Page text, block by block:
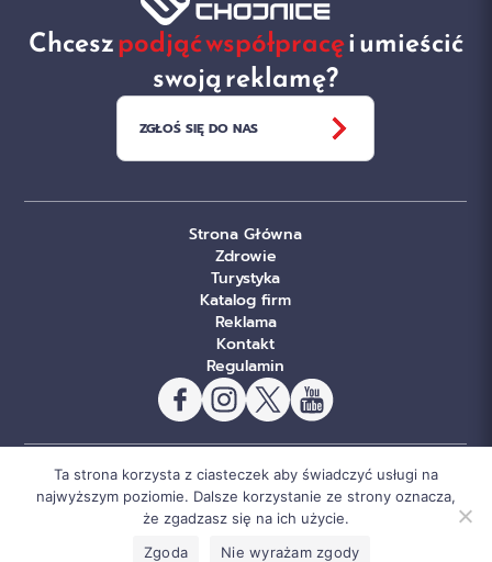
Chceszpodjąć współpracęi umieścić
swoją reklamę?
ZGŁOŚ SIĘ DO NAS
Strona Główna
Zdrowie
Turystyka
Katalog firm
Reklama
Kontakt
Regulamin
© Copyright Sportowe Chojnice 2026. Wszelkie prawa
zastrzeżone.
Wykonanie:
gregormedia.com.pl
Ta strona korzysta z ciasteczek aby świadczyć usługi na
najwyższym poziomie. Dalsze korzystanie ze strony oznacza,
że zgadzasz się na ich użycie.
Zgoda
Nie wyrażam zgody